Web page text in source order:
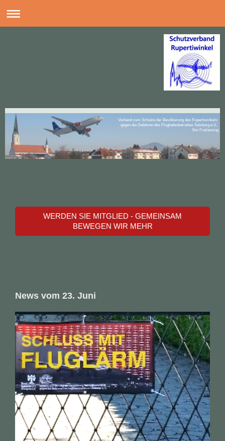
Verband zum Schutze der Bevölkerung des Rupertiwinkels
gegen die Gefahren des Flughafenbetriebes Salzburg e.V.,
Sitz Freilassing
WERDEN SIE MITGLIED - GEMEINSAM
BEWEGEN WIR MEHR
News vom 23. Juni